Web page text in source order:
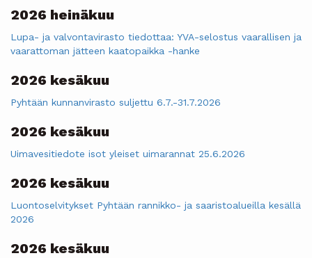
2026 heinäkuu
Lupa- ja valvontavirasto tiedottaa: YVA-selostus vaarallisen ja
vaarattoman jätteen kaatopaikka -hanke
2026 kesäkuu
Pyhtään kunnanvirasto suljettu 6.7.-31.7.2026
2026 kesäkuu
Uimavesitiedote isot yleiset uimarannat 25.6.2026
2026 kesäkuu
Luontoselvitykset Pyhtään rannikko- ja saaristoalueilla kesällä
2026
2026 kesäkuu